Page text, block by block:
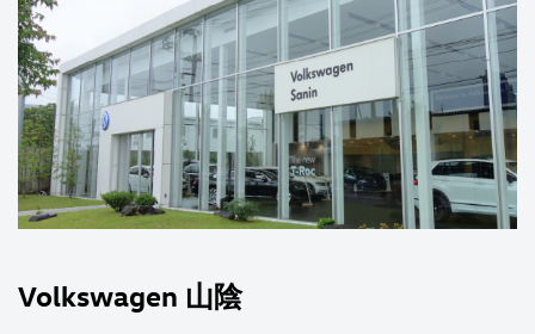
Volkswagen 山陰